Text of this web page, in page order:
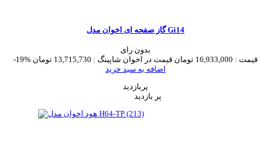
گاز صفحه ای اخوان مدل Gi14
بدون رای
-19%
قیمت : 16,933,000 تومان قیمت در اخوان شاپینگ : 13,715,730 تومان
اضافه به سبد خرید
پربازدید
پر بازدید